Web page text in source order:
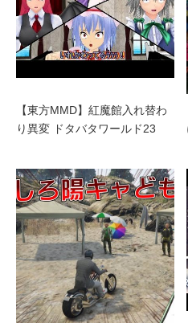
【東方MMD】紅魔館入れ替わ
り異変 ドタバタワールド23